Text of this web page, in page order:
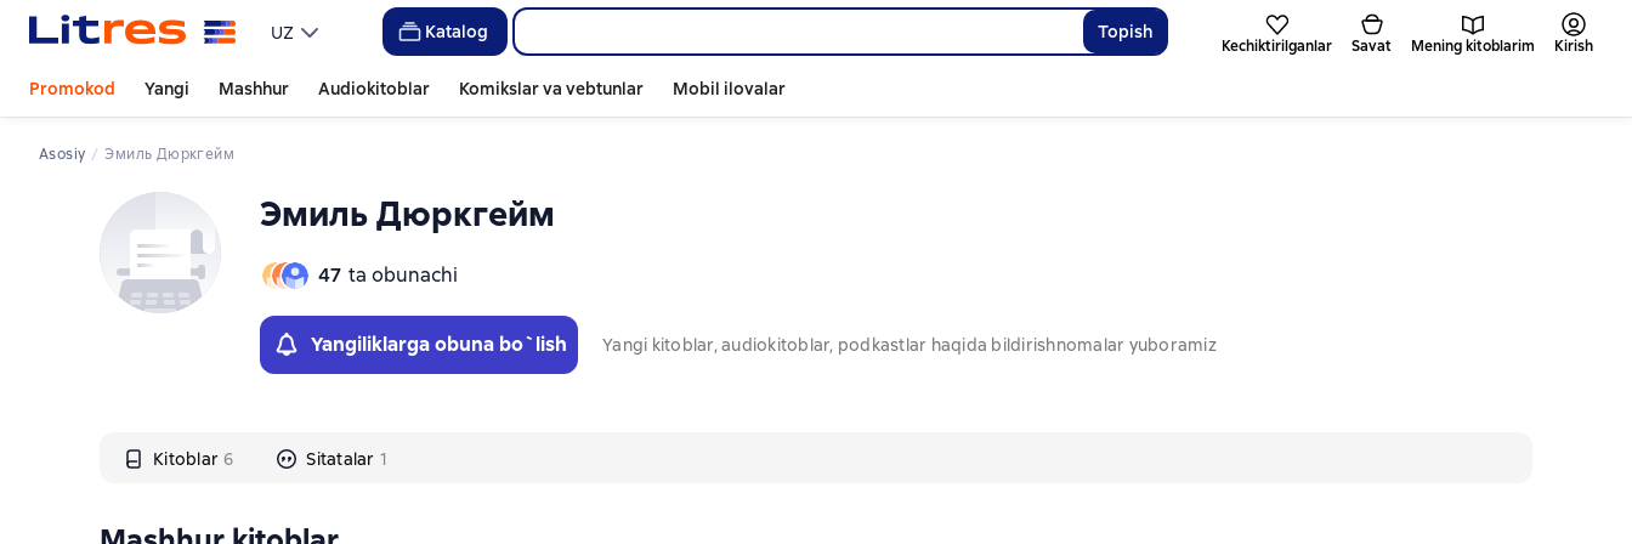
UZ Katalog Topish
Kechiktirilganlar Savat Mening kitoblarim Kirish
Promokod Yangi Mashhur Audiokitoblar Komikslar va vebtunlar Mobil ilovalar
Asosiy Эмиль Дюркгейм
Эмиль Дюркгейм
47 ta obunachi
Yangiliklarga obuna bo`lish Yangi kitoblar, audiokitoblar, podkastlar haqida bildirishnomalar yuboramiz
Kitoblar 6 Sitatalar 1
Слайдер с книгами
Слайдер с книгами